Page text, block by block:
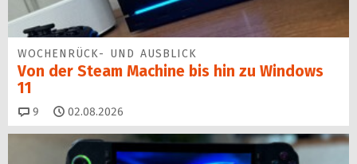
WOCHENRÜCK- UND AUSBLICK
Von der Steam Machine bis hin zu Windows
11
9 Kommentare
02.08.2026